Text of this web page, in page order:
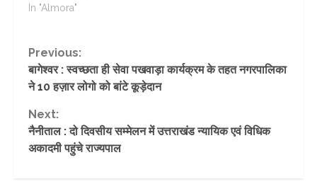
In "Almora"
Continue
Reading
Previous:
बागेश्वर : स्वच्छता ही सेवा पखवाड़ा कार्यक्रम के तहत नगरपालिका
ने 10 हज़ार लोगो को बांटे कूड़ेदान
Next:
नैनीताल : दो दिवसीय सम्मेलन में उत्तराखंड न्यायिक एवं विधिक
अकादमी पहुंचे राज्यपाल